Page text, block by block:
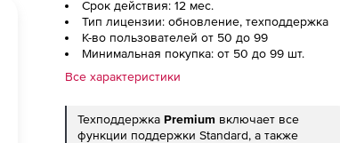
Срок действия: 12 мес.
Тип лицензии: обновление, техподдержка
К-во пользователей от 50 до 99
Минимальная покупка: от 50 до 99 шт.
Все характеристики
Техподдержка Premium включает все
функции поддержки Standard, а также